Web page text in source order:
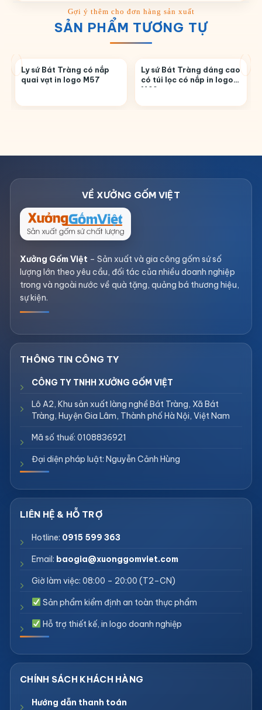
SẢN PHẨM TƯƠNG TỰ
Ly sứ Bát Tràng có nắp
quai vạt in logo M57
Ly sứ Bát Tràng dáng cao
có túi lọc có nắp in logo
M69
Xưởng Gốm Việt – Sản xuất và gia công gốm sứ số
lượng lớn theo yêu cầu, đối tác của nhiều doanh nghiệp
trong và ngoài nước về quà tặng, quảng bá thương hiệu,
sự kiện.
CÔNG TY TNHH XƯỞNG GỐM VIỆT
Lô A2, Khu sản xuất làng nghề Bát Tràng, Xã Bát
Tràng, Huyện Gia Lâm, Thành phố Hà Nội, Việt Nam
Mã số thuế: 0108836921
Đại diện pháp luật: Nguyễn Cảnh Hùng
Hotline: 0915 599 363
Email: baogia@xuonggomviet.com
Giờ làm việc: 08:00 – 20:00 (T2–CN)
Sản phẩm kiểm định an toàn thực phẩm
Hỗ trợ thiết kế, in logo doanh nghiệp
Hướng dẫn thanh toán